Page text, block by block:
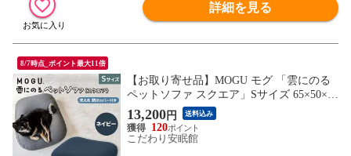
詳細を見る
8/7時点_ポイント最大11倍
【お取り寄せ品】MOGU モグ 「雲にのる
ペットソファ スクエア」Sサイズ 65×50×16
cm パウダービーズ クッション 本体 カバ
ー付 正規品 防水 日本製 座布団 クッショ
ン ペット 犬 猫 ペットベッド 無地 やわら
13,200円 送料込み
120
こだわり安眠館